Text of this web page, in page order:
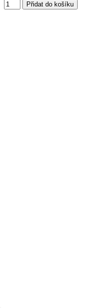
Přidat do košíku